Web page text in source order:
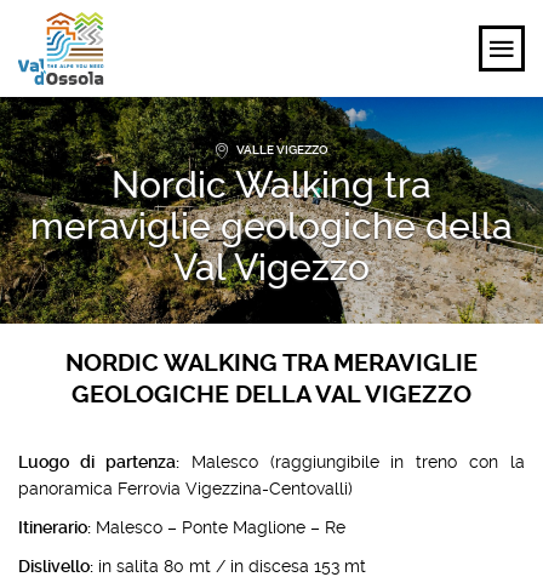
SCOPRI
VIVI
PIANIFICA
EVENTI E ISPIRAZIONI
IT
VALLE VIGEZZO
Nordic Walking tra
meraviglie geologiche della
Val Vigezzo
NORDIC WALKING TRA MERAVIGLIE
GEOLOGICHE DELLA VAL VIGEZZO
Luogo di partenza:Malesco (raggiungibile in treno con la
panoramica Ferrovia Vigezzina-Centovalli)
Itinerario: Malesco – Ponte Maglione – Re
Dislivello: in salita 80 mt / in discesa 153 mt